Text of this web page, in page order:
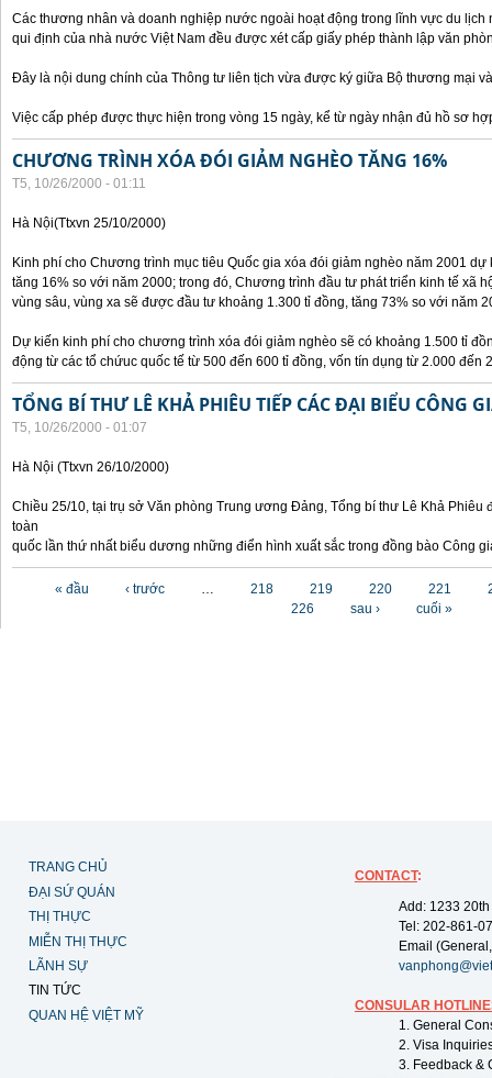
Các thương nhân và doanh nghiệp nước ngoài hoạt động trong lĩnh vực du lịch
qui định của nhà nước Việt Nam đều được xét cấp giấy phép thành lập văn
Đây là nội dung chính của Thông tư liên tịch vừa được ký giữa Bộ thương mại
Việc cấp phép được thực hiện trong vòng 15 ngày, kể từ ngày nhận đủ hồ sơ
CHƯƠNG TRÌNH XÓA ĐÓI GIẢM NGHÈO TĂNG 16%
T5, 10/26/2000 - 01:11
Hà Nội(Ttxvn 25/10/2000)
Kinh phí cho Chương trình mục tiêu Quốc gia xóa đói giảm nghèo năm 2001
tăng 16% so với năm 2000; trong đó, Chương trình đầu tư phát triển kinh tế xã
vùng sâu, vùng xa sẽ được đầu tư khoảng 1.300 tỉ đồng, tăng 73% so với năm
Dự kiến kinh phí cho chương trình xóa đói giảm nghèo sẽ có khoảng 1.500 tỉ
động từ các tổ chứuc quốc tế từ 500 đến 600 tỉ đồng, vốn tín dụng từ 2.000 đến
TỔNG BÍ THƯ LÊ KHẢ PHIÊU TIẾP CÁC ĐẠI BIỂU CÔNG
T5, 10/26/2000 - 01:07
Hà Nội (Ttxvn 26/10/2000)
Chiều 25/10, tại trụ sở Văn phòng Trung ương Đảng, Tổng bí thư Lê Khả Phiêu
toàn
quốc lần thứ nhất biểu dương những điển hình xuất sắc trong đồng bào Công
« đầu ‹ trước … 218 219 220 221
226
sau › cuối »
TRANG CHỦ
ĐẠI SỨ QUÁN
THỊ THỰC
MIỄN THỊ THỰC
LÃNH SỰ
TIN TỨC
QUAN HỆ VIỆT MỸ
CONTACT:
Add: 1233
Tel: 202-861-
Email
CONSULAR
1. General
2. Visa
3. Feedback &